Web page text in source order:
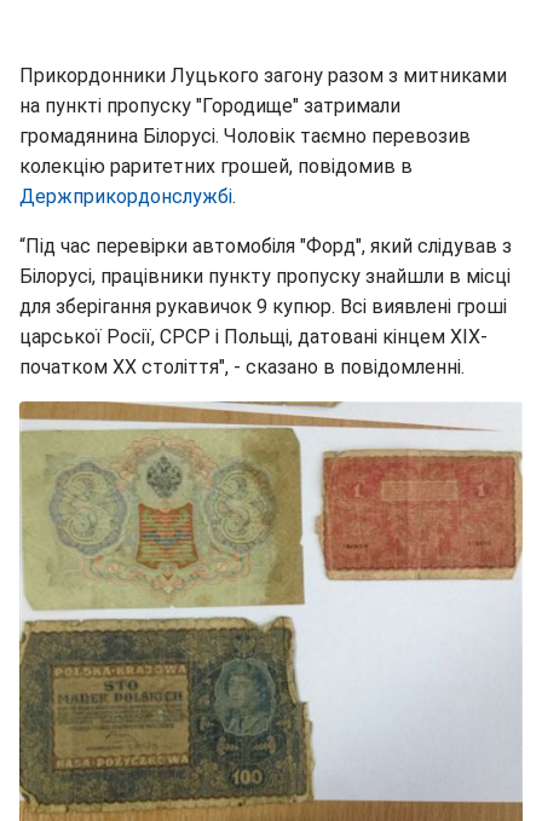
Прикордонники Луцького загону разом з митниками
на пункті пропуску "Городище" затримали
громадянина Білорусі. Чоловік таємно перевозив
колекцію раритетних грошей, повідомив в
Держприкордонслужбі.
“Під час перевірки автомобіля "Форд", який слідував з
Білорусі, працівники пункту пропуску знайшли в місці
для зберігання рукавичок 9 купюр. Всі виявлені гроші
царської Росії, СРСР і Польщі, датовані кінцем ХІХ-
початком ХХ століття", - сказано в повідомленні.